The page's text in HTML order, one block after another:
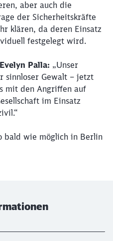
aber auch die
der Sicherheitskräfte
klären, da deren Einsatz
festgelegt wird.
Palla: „Unser
sinnloser Gewalt – jetzt
mit den Angriffen auf
im Einsatz
bald wie möglich in Berlin
weitergeleitet